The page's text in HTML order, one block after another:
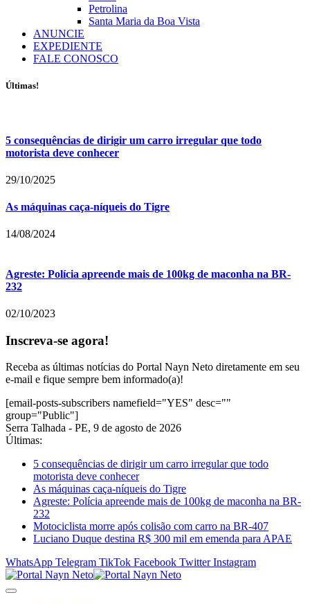
Petrolina
Santa Maria da Boa Vista
ANUNCIE
EXPEDIENTE
FALE CONOSCO
Últimas!
5 consequências de dirigir um carro irregular que todo
motorista deve conhecer
29/10/2025
As máquinas caça-níqueis do Tigre
14/08/2024
Agreste: Polícia apreende mais de 100kg de maconha na BR-
232
02/10/2023
Inscreva-se agora!
Receba as últimas notícias do Portal Nayn Neto diretamente em seu
e-mail e fique sempre bem informado(a)!
[email-posts-subscribers namefield="YES" desc=""
group="Public"]
Serra Talhada - PE, 9 de agosto de 2026
Últimas:
5 consequências de dirigir um carro irregular que todo
motorista deve conhecer
As máquinas caça-níqueis do Tigre
Agreste: Polícia apreende mais de 100kg de maconha na BR-
232
Motociclista morre após colisão com carro na BR-407
Luciano Duque destina R$ 300 mil em emenda para APAE
WhatsApp Telegram TikTok Facebook Twitter Instagram